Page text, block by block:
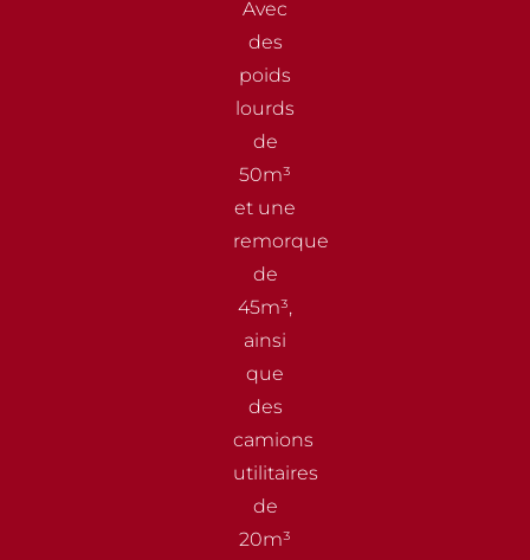
Avec
des
poids
lourds
de
50m³
et une
remorque
de
45m³,
ainsi
que
des
camions
utilitaires
de
20m³